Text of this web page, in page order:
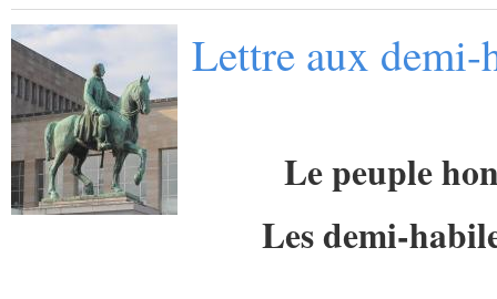
Lettre aux demi-
Le peuple
Les demi-